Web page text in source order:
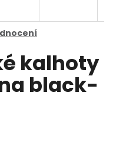
kalhoty
black-